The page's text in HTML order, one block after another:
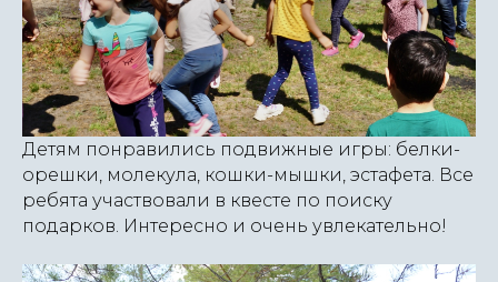
Детям понравились подвижные игры: белки-
орешки, молекула, кошки-мышки, эстафета. Все
ребята участвовали в квесте по поиску
подарков. Интересно и очень увлекательно!